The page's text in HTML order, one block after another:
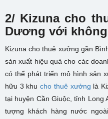
2/ Kizuna cho
Dương với
Kizuna cho thuê xưởng gần
sản xuất hiệu quả cho các
có thể phát triển mô hình sản
hữu 3 khucho thuê xưởng là
tại huyện Cần Giuộc, tỉnh Long
tượng khách hàng nước